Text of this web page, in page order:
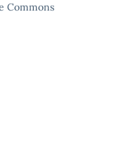
Commons